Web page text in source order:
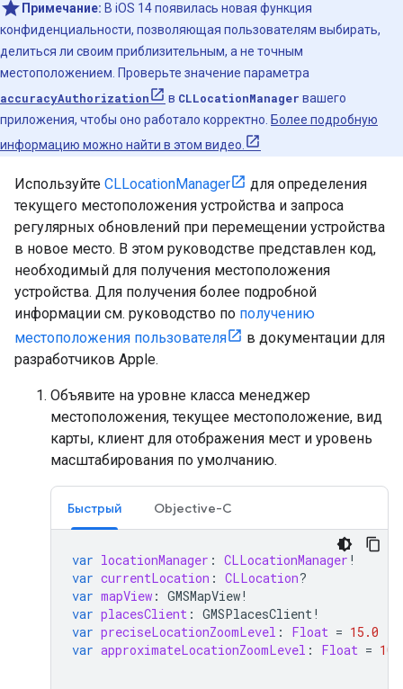
Примечание: В iOS 14 появилась новая функция
конфиденциальности, позволяющая пользователям выбирать,
делиться ли своим приблизительным, а не точным
местоположением. Проверьте значение параметра
accuracyAuthorization
в CLLocationManager вашего
приложения, чтобы оно работало корректно. Более подробную
информацию можно найти в этом видео.
Используйте CLLocationManager
для определения
текущего местоположения устройства и запроса
регулярных обновлений при перемещении устройства
в новое место. В этом руководстве представлен код,
необходимый для получения местоположения
устройства. Для получения более подробной
информации см. руководство по получению
местоположения пользователя
в документации для
разработчиков Apple.
Объявите на уровне класса менеджер
местоположения, текущее местоположение, вид
карты, клиент для отображения мест и уровень
масштабирования по умолчанию.
Быстрый Objective-C
var locationManager : CLLocationManager !
var currentLocation : CLLocation?
var mapView : GMSMapView!
var placesClient : GMSPlacesClient!
var preciseLocationZoomLevel : Float = 15.0
var approximateLocationZoomLevel : Float =